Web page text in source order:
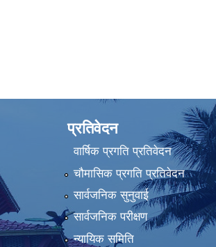
प्रतिवेदन
वार्षिक प्रगति प्रतिवेदन
चौमासिक प्रगति प्रतिवेदन
सार्वजनिक सुनुवाई
सार्वजनिक परीक्षण
न्यायिक समिति